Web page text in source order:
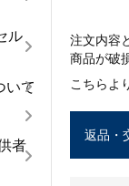
注文内容
商品が破
こちらよ
返品・
ル
いて
者